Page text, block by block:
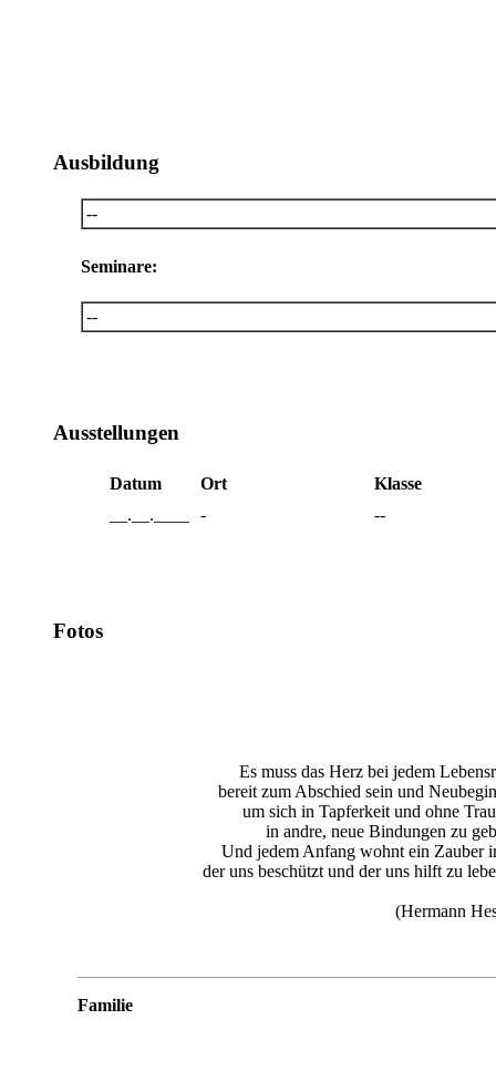
Ausbildung
--
Seminare:
--
Ausstellungen
Datum Ort
Klasse
__.__.____
- --
Fotos
Es muss das Herz bei jedem
bereit zum Abschied sein und
um sich in Tapferkeit und ohne
in andre, neue Bindungen zu
Und jedem Anfang wohnt ein Zauber
der uns beschützt und der uns hilft zu
(Hermann
Familie